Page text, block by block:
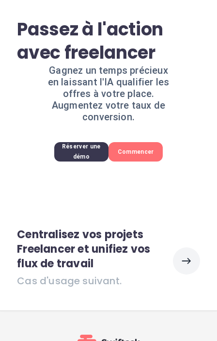
Passez à l'action
avec freelancer
Gagnez un temps précieux
en laissant l'IA qualifier les
offres à votre place.
Augmentez votre taux de
conversion.
Réserver une
démo
Commencer
Centralisez vos projets
Freelancer et unifiez vos
flux de travail
Cas d'usage suivant.